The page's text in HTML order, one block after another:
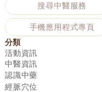
搜尋中醫服務
手機應用程式專頁
分類
活動資訊
中醫資訊
認識中藥
經脈穴位